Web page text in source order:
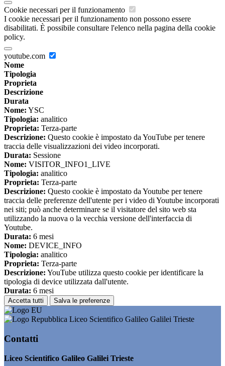
Cookie necessari per il funzionamento
I cookie necessari per il funzionamento non possono essere
disabilitati. È possibile consultare l'elenco nella pagina della cookie
policy.
youtube.com
Nome
Tipologia
Proprieta
Descrizione
Durata
Nome: YSC
Tipologia: analitico
Proprieta: Terza-parte
Descrizione: Questo cookie è impostato da YouTube per tenere
traccia delle visualizzazioni dei video incorporati.
Durata: Sessione
Nome: VISITOR_INFO1_LIVE
Tipologia: analitico
Proprieta: Terza-parte
Descrizione: Questo cookie è impostato da Youtube per tenere
traccia delle preferenze dell'utente per i video di Youtube incorporati
nei siti; può anche determinare se il visitatore del sito web sta
utilizzando la nuova o la vecchia versione dell'interfaccia di
Youtube.
Durata: 6 mesi
Nome: DEVICE_INFO
Tipologia: analitico
Proprieta: Terza-parte
Descrizione: YouTube utilizza questo cookie per identificare la
tipologia di device utilizzata dall'utente.
Durata: 6 mesi
Accetta tutti Salva le preferenze
Liceo Scientifico Galileo Galilei Trieste
Contatti
Liceo Scientifico Galileo Galilei Trieste